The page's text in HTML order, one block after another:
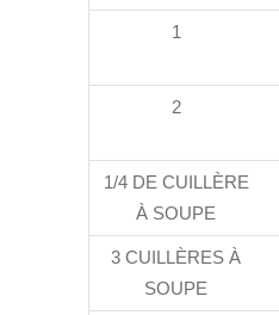
1
2
1/4 DE CUILLÈRE
À SOUPE
3 CUILLÈRES À
SOUPE